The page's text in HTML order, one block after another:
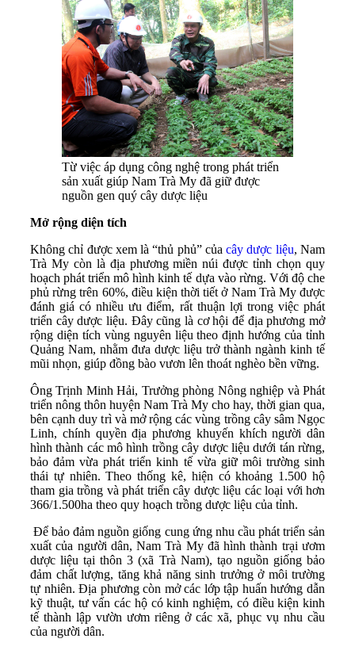
Từ việc áp dụng công nghệ trong phát triển
sản xuất giúp Nam Trà My đã giữ được
nguồn gen quý cây dược liệu
Mở rộng diện tích
Không chỉ được xem là “thủ phủ” củacây dược liệu, Nam
Trà My còn là địa phương miền núi được tỉnh chọn quy
hoạch phát triển mô hình kinh tế dựa vào rừng. Với độ che
phủ rừng trên 60%, điều kiện thời tiết ở Nam Trà My được
đánh giá có nhiều ưu điểm, rất thuận lợi trong việc phát
triển cây dược liệu. Đây cũng là cơ hội để địa phương mở
rộng diện tích vùng nguyên liệu theo định hướng của tỉnh
Quảng Nam, nhằm đưa dược liệu trở thành ngành kinh tế
mũi nhọn, giúp đồng bào vươn lên thoát nghèo bền vững.
Ông Trịnh Minh Hải, Trưởng phòng Nông nghiệp và Phát
triển nông thôn huyện Nam Trà My cho hay, thời gian qua,
bên cạnh duy trì và mở rộng các vùng trồng cây sâm Ngọc
Linh, chính quyền địa phương khuyến khích người dân
hình thành các mô hình trồng cây dược liệu dưới tán rừng,
bảo đảm vừa phát triển kinh tế vừa giữ môi trường sinh
thái tự nhiên. Theo thống kê, hiện có khoảng 1.500 hộ
tham gia trồng và phát triển cây dược liệu các loại với hơn
366/1.500ha theo quy hoạch trồng dược liệu của tỉnh.
Để bảo đảm nguồn giống cung ứng nhu cầu phát triển sản
xuất của người dân, Nam Trà My đã hình thành trại ươm
dược liệu tại thôn 3 (xã Trà Nam), tạo nguồn giống bảo
đảm chất lượng, tăng khả năng sinh trưởng ở môi trường
tự nhiên. Địa phương còn mở các lớp tập huấn hướng dẫn
kỹ thuật, tư vấn các hộ có kinh nghiệm, có điều kiện kinh
tế thành lập vườn ươm riêng ở các xã, phục vụ nhu cầu
của người dân.